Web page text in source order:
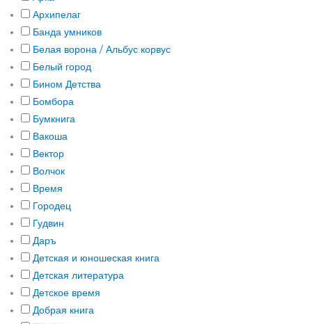
Архипелаг
Банда умников
Белая ворона / Альбус корвус
Белый город
Бином Детства
Бомбора
Бумкнига
Вакоша
Вектор
Волчок
Время
Городец
Гудвин
Даръ
Детская и юношеская книга
Детская литература
Детское время
Добрая книга